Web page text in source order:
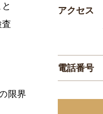
限界
アクセス
電話番号